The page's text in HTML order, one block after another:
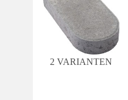
2 VARIANTEN